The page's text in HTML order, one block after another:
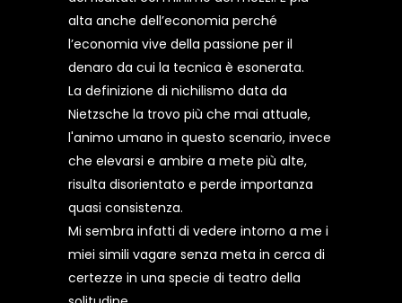
alta anche dell’economia perché
l’economia vive della passione per il
denaro da cui la tecnica è esonerata.
La definizione di nichilismo data da
Nietzsche la trovo più che mai attuale,
l'animo umano in questo scenario, invece
che elevarsi e ambire a mete più alte,
risulta disorientato e perde importanza
quasi consistenza.
Mi sembra infatti di vedere intorno a me i
miei simili vagare senza meta in cerca di
certezze in una specie di teatro della